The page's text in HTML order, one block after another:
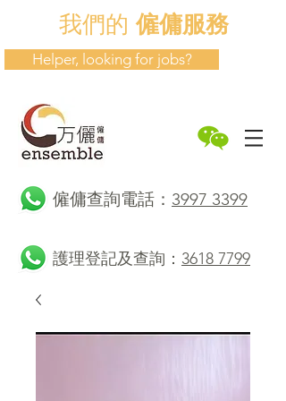
我們的僱傭服務
Helper, looking for jobs?
​僱傭查詢電話： 3997 3399
護理登記及查詢： 3618 7799